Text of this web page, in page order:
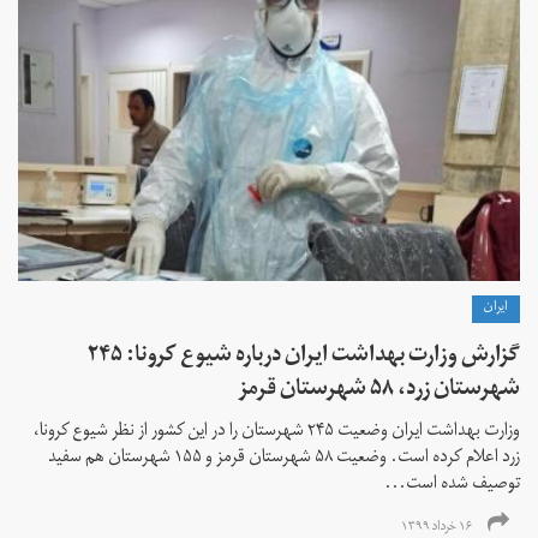
ايران
گزارش وزارت بهداشت ایران درباره شیوع کرونا: ۲۴۵
شهرستان زرد، ۵۸ شهرستان قرمز
وزارت بهداشت ایران وضعیت ۲۴۵ شهرستان را در این کشور از نظر شیوع کرونا،
زرد اعلام کرده است. وضعیت ۵۸ شهرستان قرمز و ۱۵۵ شهرستان هم سفید
توصیف شده است...
۱۶ خرداد ۱۳۹۹